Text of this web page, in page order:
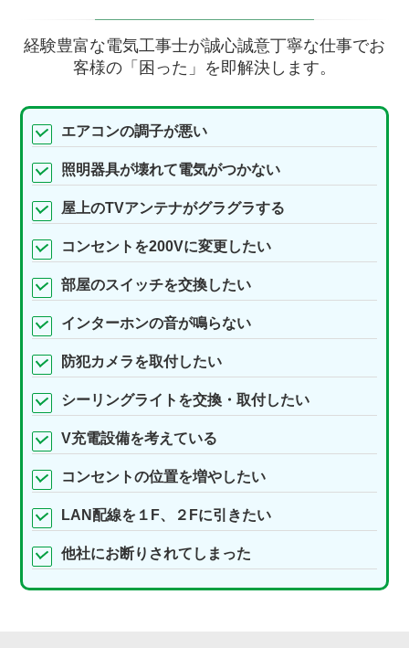
経験豊富な電気工事士が誠心誠意丁寧な仕事でお
客様の「困った」を即解決します。
エアコンの調子が悪い
照明器具が壊れて電気がつかない
屋上のTVアンテナがグラグラする
コンセントを200Vに変更したい
部屋のスイッチを交換したい
インターホンの音が鳴らない
防犯カメラを取付したい
シーリングライトを交換・取付したい
V充電設備を考えている
コンセントの位置を増やしたい
LAN配線を１F、２Fに引きたい
他社にお断りされてしまった